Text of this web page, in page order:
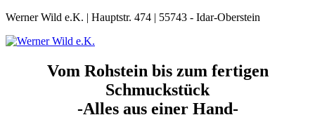
Zum
springen
Werner Wild e.K. | Hauptstr. 474 | 55743 - Idar-Oberstein
Vom Rohstein bis zum fertigen
Schmuckstück
-Alles aus einer Hand-